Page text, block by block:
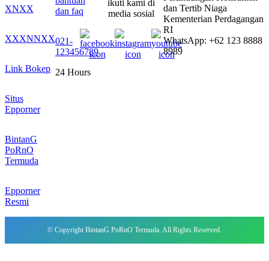
XNXX
XXXNNXX
Link Bokep
Situs
Epporner
BintanG
PoRnO
Termuda
Epporner
Resmi
dan faq
021-
123456789
24 Hours
ikuti kami di
media sosial
dan Tertib Niaga
Kementerian Perdagangan
RI
WhatsApp: +62 123 8888
8989
© Copyright BintanG PoRnO Termuda. All Rights Reserved.